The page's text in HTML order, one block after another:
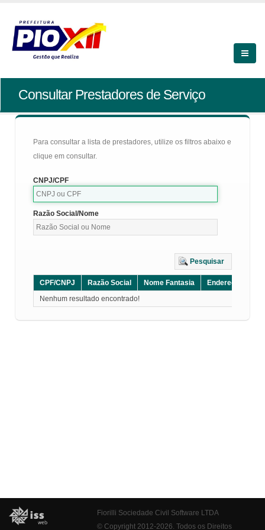
Consultar Prestadores de Serviço
Para consultar a lista de prestadores, utilize os filtros abaixo e
clique em consultar.
CNPJ/CPF
Razão Social/Nome
Pesquisar
CPF/CNPJ Razão Social Nome Fantasia Endereço
Nenhum resultado encontrado!
Fiorilli Sociedade Civil Software LTDA
© Copyright 2012-2026. Todos os Direitos